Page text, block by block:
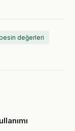
değerleri